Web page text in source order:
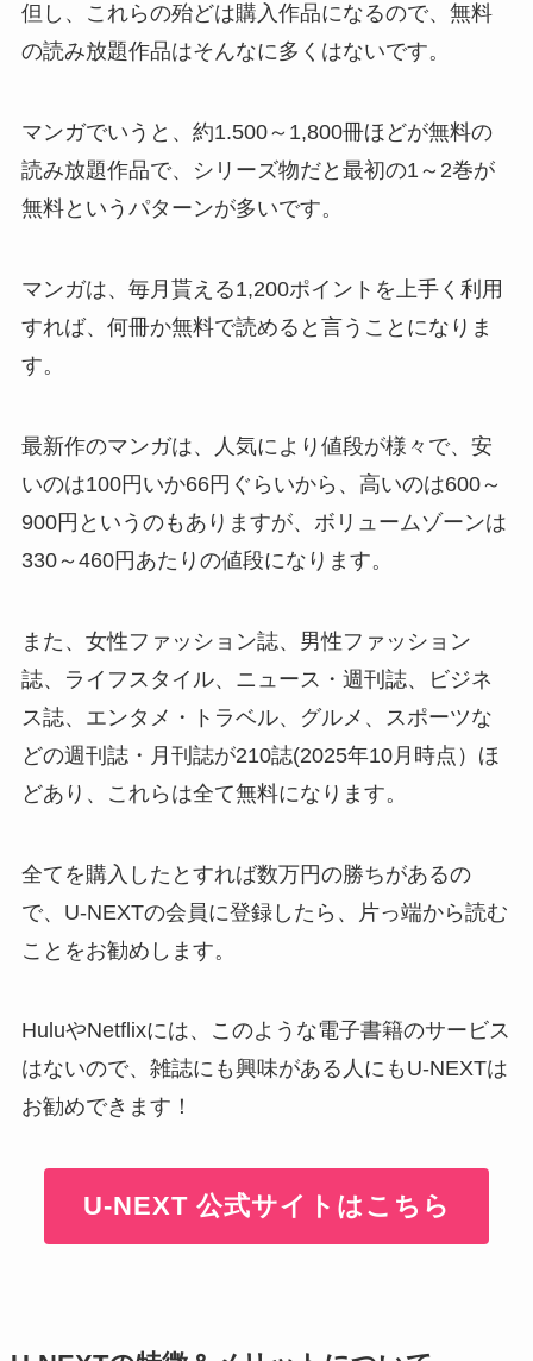
但し、これらの殆どは購入作品になるので、無料
の読み放題作品はそんなに多くはないです。
マンガでいうと、約1.500～1,800冊ほどが無料の
読み放題作品で、シリーズ物だと最初の1～2巻が
無料というパターンが多いです。
マンガは、毎月貰える1,200ポイントを上手く利用
すれば、何冊か無料で読めると言うことになりま
す。
最新作のマンガは、人気により値段が様々で、安
いのは100円いか66円ぐらいから、高いのは600～
900円というのもありますが、ボリュームゾーンは
330～460円あたりの値段になります。
また、女性ファッション誌、男性ファッション
誌、ライフスタイル、ニュース・週刊誌、ビジネ
ス誌、エンタメ・トラベル、グルメ、スポーツな
どの週刊誌・月刊誌が210誌(2025年10月時点）ほ
どあり、これらは全て無料になります。
全てを購入したとすれば数万円の勝ちがあるの
で、U-NEXTの会員に登録したら、片っ端から読む
ことをお勧めします。
HuluやNetflixには、このような電子書籍のサービス
はないので、雑誌にも興味がある人にもU-NEXTは
お勧めできます！
U-NEXT 公式サイトはこちら